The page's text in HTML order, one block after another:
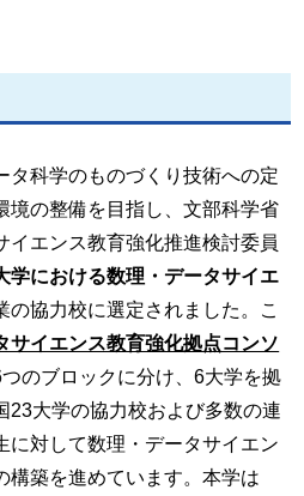
タ科学のものづくり技術への定
境の整備を目指し、文部科学省
イエンス教育強化推進検討委員
学における数理・データサイエ
の協力校に選定されました。こ
サイエンス教育強化拠点コンソ
のブロックに分け、6大学を拠
23大学の協力校および多数の連
に対して数理・データサイエン
構築を進めています。本学は